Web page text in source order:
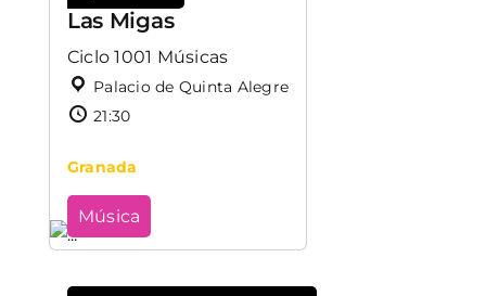
Las Migas
Ciclo 1001 Músicas
Palacio de Quinta Alegre
21:30
Granada
Música